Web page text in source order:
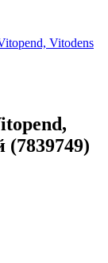
Vitodens
(7839749)